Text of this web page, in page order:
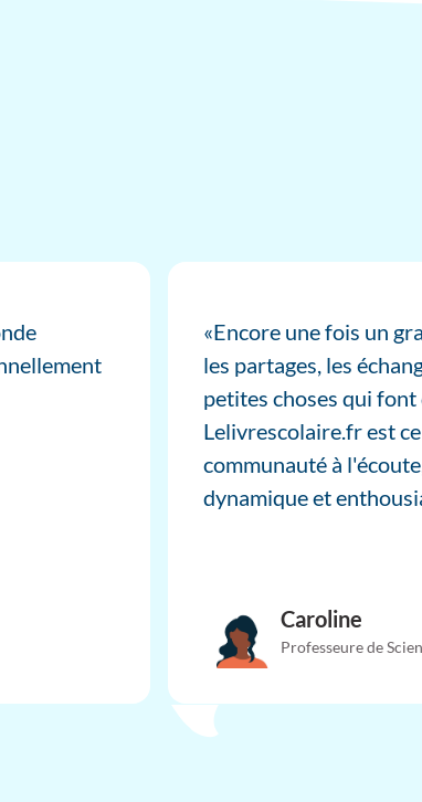
«Encore une fois un
les partages, les
petites choses qui font
Lelivrescolaire.fr est
communauté à
dynamique et
Caroline
Professeure de